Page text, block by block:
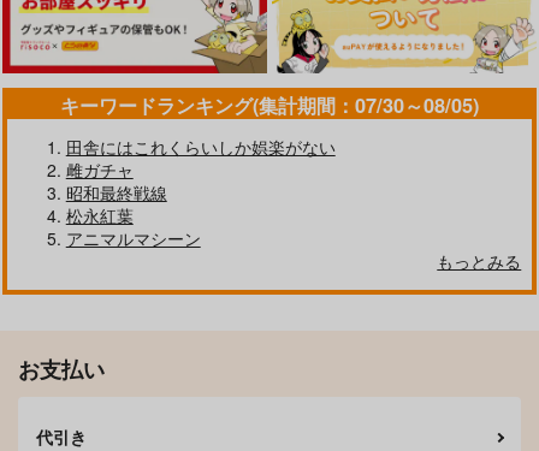
キーワードランキング(集計期間：07/30～08/05)
田舎にはこれくらいしか娯楽がない
雌ガチャ
昭和最終戦線
松永紅葉
アニマルマシーン
もっとみる
お支払い
代引き